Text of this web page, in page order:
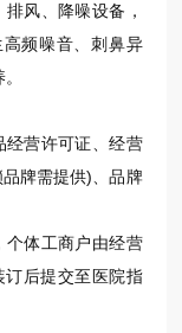
风、降噪设备，
频噪音、刺鼻异
经营许可证、经营
牌需提供)、品牌
个体工商户由经营
后提交至医院指